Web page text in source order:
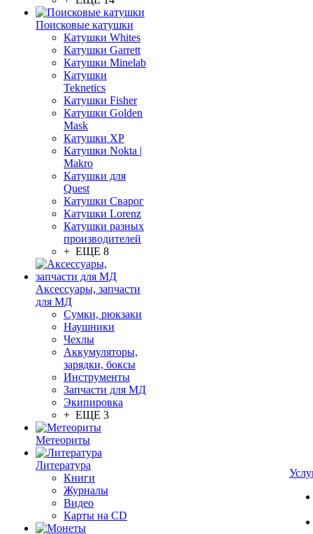
Поисковые катушки
Катушки Whites
Катушки Garrett
Катушки Minelab
Катушки
Teknetics
Катушки Fisher
Катушки Golden
Mask
Катушки XP
Катушки Nokta |
Makro
Катушки для
Quest
Катушки Сварог
Катушки Lorenz
Катушки разных
производителей
+ ЕЩЕ 8
Аксессуары, запчасти
для МД
Сумки, рюкзаки
Наушники
Чехлы
Аккумуляторы,
зарядки, боксы
Инструменты
Запчасти для МД
Экипировка
+ ЕЩЕ 3
Метеориты
Литература
Книги
Журналы
Видео
Карты на CD